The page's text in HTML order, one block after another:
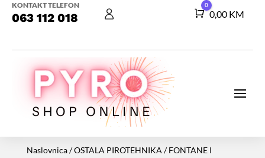
KONTAKT TELEFON
063 112 018 Košarica
0
0,00 KM
Naslovnica/OSTALA PIROTEHNIKA /FONTANE I